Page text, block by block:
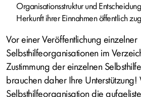
Organisationsstruktur und
Herkunft ihrer Einnahmen öffentlich
Vor einer Veröffentlichung einzelner
Selbsthilfeorganisationen im
Zustimmung der einzelnen
brauchen daher Ihre Unterstützung!
Selbsthilfeorganisation die